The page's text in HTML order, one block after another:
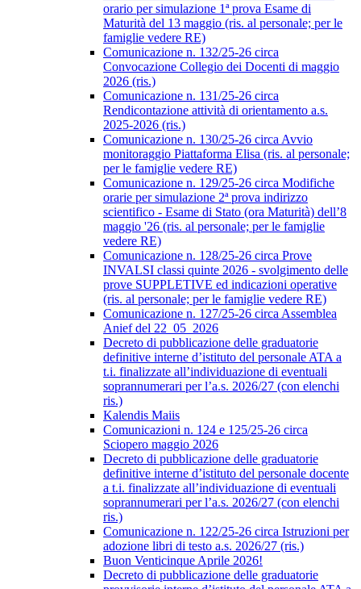
orario per simulazione 1ª prova Esame di
Maturità del 13 maggio (ris. al personale; per le
famiglie vedere RE)
Comunicazione n. 132/25-26 circa
Convocazione Collegio dei Docenti di maggio
2026 (ris.)
Comunicazione n. 131/25-26 circa
Rendicontazione attività di orientamento a.s.
2025-2026 (ris.)
Comunicazione n. 130/25-26 circa Avvio
monitoraggio Piattaforma Elisa (ris. al personale;
per le famiglie vedere RE)
Comunicazione n. 129/25-26 circa Modifiche
orarie per simulazione 2ª prova indirizzo
scientifico - Esame di Stato (ora Maturità) dell’8
maggio '26 (ris. al personale; per le famiglie
vedere RE)
Comunicazione n. 128/25-26 circa Prove
INVALSI classi quinte 2026 - svolgimento delle
prove SUPPLETIVE ed indicazioni operative
(ris. al personale; per le famiglie vedere RE)
Comunicazione n. 127/25-26 circa Assemblea
Anief del 22_05_2026
Decreto di pubblicazione delle graduatorie
definitive interne d’istituto del personale ATA a
t.i. finalizzate all’individuazione di eventuali
soprannumerari per l’a.s. 2026/27 (con elenchi
ris.)
Kalendis Maiis
Comunicazioni n. 124 e 125/25-26 circa
Sciopero maggio 2026
Decreto di pubblicazione delle graduatorie
definitive interne d’istituto del personale docente
a t.i. finalizzate all’individuazione di eventuali
soprannumerari per l’a.s. 2026/27 (con elenchi
ris.)
Comunicazione n. 122/25-26 circa Istruzioni per
adozione libri di testo a.s. 2026/27 (ris.)
Buon Venticinque Aprile 2026!
Decreto di pubblicazione delle graduatorie